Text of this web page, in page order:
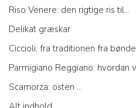
Riso Venere: den rigtige ris til...
Delikat græskar
Ciccioli, fra traditionen fra
Parmigiano Reggiano:
Scamorza: osten ...